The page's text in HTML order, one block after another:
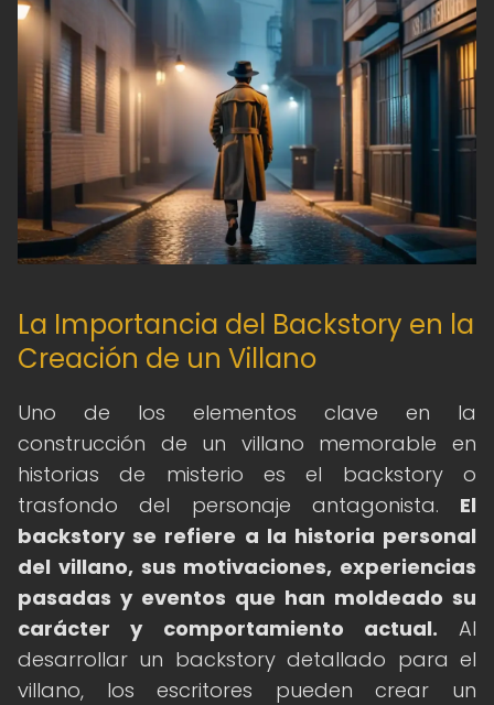
La Importancia del Backstory en la
Creación de un Villano
Uno de los elementos clave en la
construcción de un villano memorable en
historias de misterio es el backstory o
trasfondo del personaje antagonista. El
backstory se refiere a la historia personal
del villano, sus motivaciones, experiencias
pasadas y eventos que han moldeado su
carácter y comportamiento actual. Al
desarrollar un backstory detallado para el
villano, los escritores pueden crear un